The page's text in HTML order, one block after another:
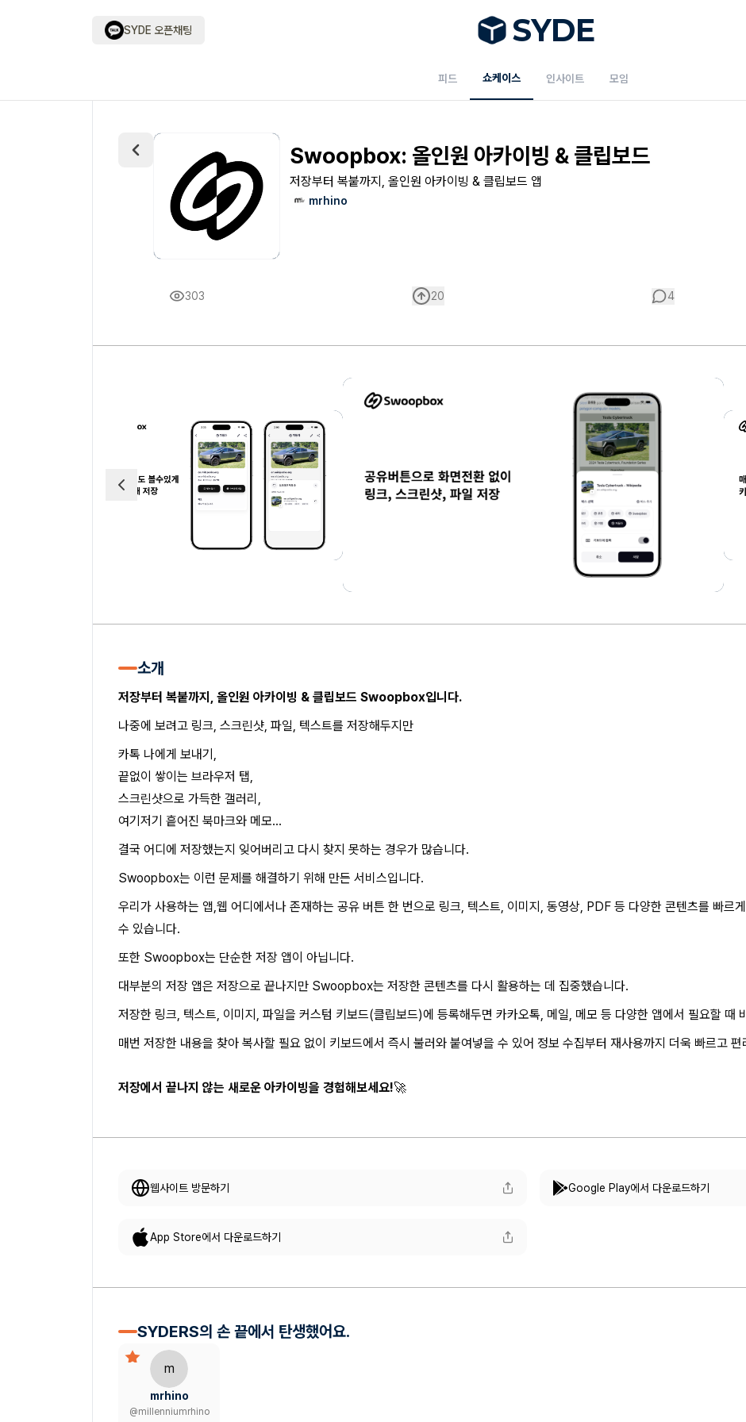
SYDE 오픈채팅 SYDE
피드 쇼케이스 인사이트 모임
Swoopbox: 올인원 아카이빙 & 클립보드
저장부터 복붙까지, 올인원 아카이빙 & 클립보드 앱
mrhino
303 20 4
소개
저장부터 복붙까지, 올인원 아카이빙 & 클립보드 Swoopbox입니다.
나중에 보려고 링크, 스크린샷, 파일, 텍스트를 저장해두지만
카톡 나에게 보내기,
끝없이 쌓이는 브라우저 탭,
스크린샷으로 가득한 갤러리,
여기저기 흩어진 북마크와 메모...
결국 어디에 저장했는지 잊어버리고 다시 찾지 못하는 경우가 많습니다.
Swoopbox는 이런 문제를 해결하기 위해 만든 서비스입니다.
우리가 사용하는 앱,웹 어디에서나 존재하는 공유 버튼 한 번으로 링크, 텍스트, 이미지, 동영상, PDF 등 다양한 콘텐츠를 빠르
수 있습니다.
또한 Swoopbox는 단순한 저장 앱이 아닙니다.
대부분의 저장 앱은 저장으로 끝나지만 Swoopbox는 저장한 콘텐츠를 다시 활용하는 데 집중했습니다.
저장한 링크, 텍스트, 이미지, 파일을 커스텀 키보드(클립보드)에 등록해두면 카카오톡, 메일, 메모 등 다양한 앱에서 필요할 때
매번 저장한 내용을 찾아 복사할 필요 없이 키보드에서 즉시 불러와 붙여넣을 수 있어 정보 수집부터 재사용까지 더욱 빠르고
저장에서 끝나지 않는 새로운 아카이빙을 경험해보세요!🚀
웹사이트 방문하기 Google Play에서 다운로드하기
App Store에서 다운로드하기
SYDERS의 손 끝에서 탄생했어요.
m
mrhino
@millenniumrhino